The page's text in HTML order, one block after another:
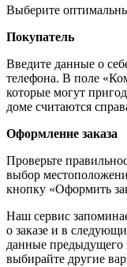
Выберите
Покупатель
Введите данные о
телефона. В поле
которые могут
доме считаются
Оформление заказа
Проверьте
выбор
кнопку «Оформить
Наш сервис
о заказе и в
данные предыдущего
выбирайте другие